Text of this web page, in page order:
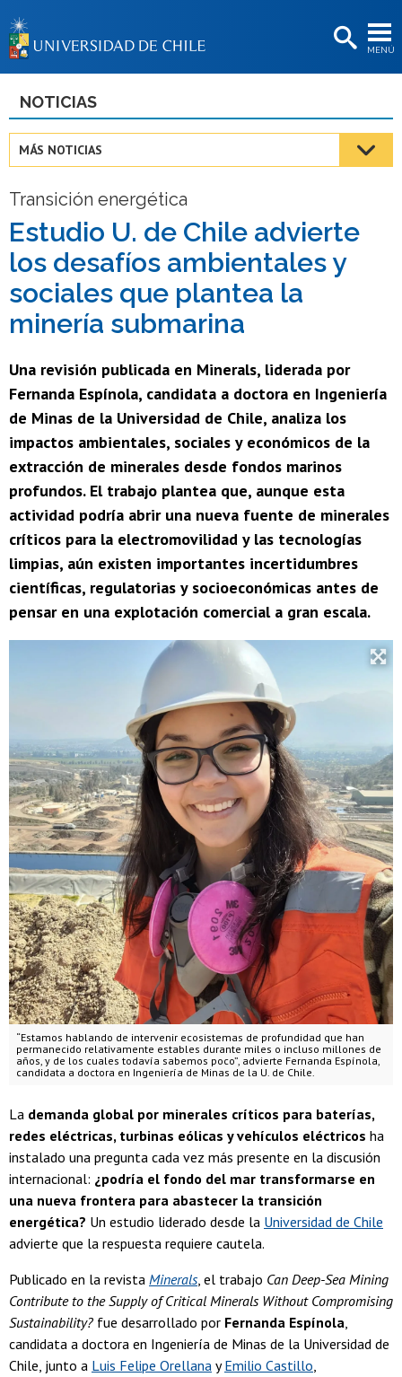
MENÚ
BIBLIOTECAS
Estudiantes
Académicas/os
Funcionarias/os
Egresadas/os
NOTICIAS
MÁS NOTICIAS
Transición energética
Estudio U. de Chile advierte
los desafíos ambientales y
sociales que plantea la
minería submarina
Una revisión publicada en Minerals, liderada por
Fernanda Espínola, candidata a doctora en Ingeniería
de Minas de la Universidad de Chile, analiza los
impactos ambientales, sociales y económicos de la
extracción de minerales desde fondos marinos
profundos. El trabajo plantea que, aunque esta
actividad podría abrir una nueva fuente de minerales
críticos para la electromovilidad y las tecnologías
limpias, aún existen importantes incertidumbres
científicas, regulatorias y socioeconómicas antes de
pensar en una explotación comercial a gran escala.
“Estamos hablando de intervenir ecosistemas de profundidad que han
permanecido relativamente estables durante miles o incluso millones de
años, y de los cuales todavía sabemos poco”, advierte Fernanda Espínola,
candidata a doctora en Ingeniería de Minas de la U. de Chile.
La demanda global por minerales críticos para baterías,
redes eléctricas, turbinas eólicas y vehículos eléctricos ha
instalado una pregunta cada vez más presente en la discusión
internacional: ¿podría el fondo del mar transformarse en
una nueva frontera para abastecer la transición
energética? Un estudio liderado desde la Universidad de Chile
advierte que la respuesta requiere cautela.
Publicado en la revista Minerals, el trabajo Can Deep-Sea Mining
Contribute to the Supply of Critical Minerals Without Compromising
Sustainability? fue desarrollado por Fernanda Espínola,
candidata a doctora en Ingeniería de Minas de la Universidad de
Chile, junto a Luis Felipe Orellana yEmilio Castillo,